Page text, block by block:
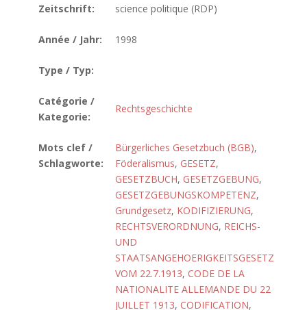
Zeitschrift:
science politique (RDP)
Année / Jahr: 1998
Type / Typ:
Catégorie /
Kategorie:
Rechtsgeschichte
Mots clef /
Schlagworte:
Bürgerliches Gesetzbuch (BGB),
Föderalismus, GESETZ,
GESETZBUCH, GESETZGEBUNG,
GESETZGEBUNGSKOMPETENZ,
Grundgesetz, KODIFIZIERUNG,
RECHTSVERORDNUNG, REICHS-
UND
STAATSANGEHOERIGKEITSGESETZ
VOM 22.7.1913, CODE DE LA
NATIONALITE ALLEMANDE DU 22
JUILLET 1913, CODIFICATION,